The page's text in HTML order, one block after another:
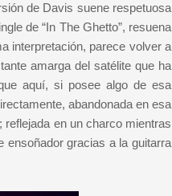
de Davis suene respetuosa
de “In The Ghetto”, resuena
interpretación, parece volver a
amarga del satélite que ha
aquí, si posee algo de esa
abandonada en esa
en un charco mientras
ensoñador gracias a la guitarra